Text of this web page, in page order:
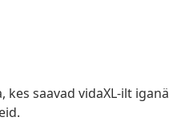
kes saavad vidaXL-ilt